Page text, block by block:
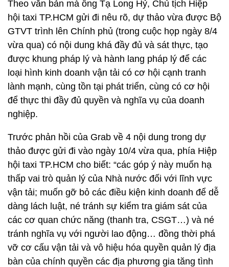
Theo văn bản mà ông Tạ Long Hỷ, Chủ tịch Hiệp
hội taxi TP.HCM gửi đi nêu rõ, dự thảo vừa được Bộ
GTVT trình lên Chính phủ (trong cuộc họp ngày 8/4
vừa qua) có nội dung khá đầy đủ và sát thực, tạo
được khung pháp lý và hành lang pháp lý để các
loại hình kinh doanh vận tải có cơ hội cạnh tranh
lành mạnh, cùng tồn tại phát triển, cùng có cơ hội
để thực thi đầy đủ quyền và nghĩa vụ của doanh
nghiệp.
Trước phản hồi của Grab về 4 nội dung trong dự
thảo được gửi đi vào ngày 10/4 vừa qua, phía Hiệp
hội taxi TP.HCM cho biết: “các góp ý này muốn hạ
thấp vai trò quản lý của Nhà nước đối với lĩnh vực
vận tải; muốn gỡ bỏ các điều kiện kinh doanh để dễ
dàng lách luật, né tránh sự kiểm tra giám sát của
các cơ quan chức năng (thanh tra, CSGT…) và né
tránh nghĩa vụ với người lao động… đồng thời phá
vỡ cơ cấu vận tải và vô hiệu hóa quyền quản lý địa
bàn của chính quyền các địa phương gia tăng tình